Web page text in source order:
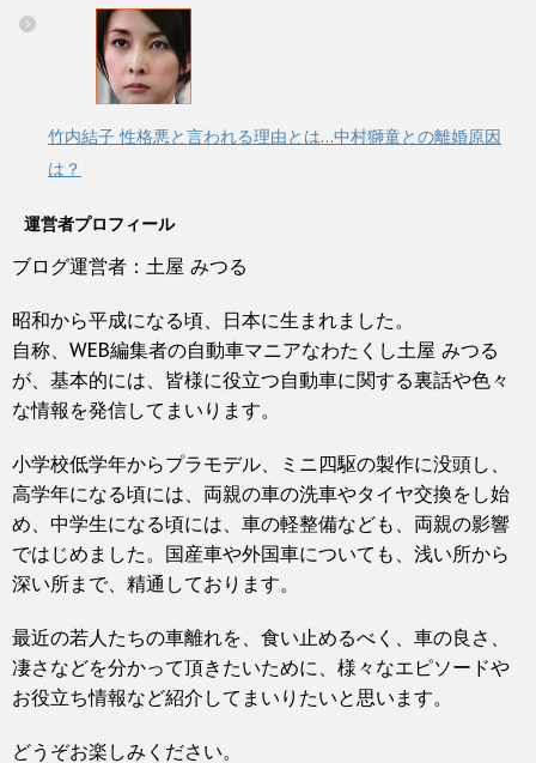
竹内結子 性格悪と言われる理由とは…中村獅童との離婚原因
は？
運営者プロフィール
ブログ運営者：土屋 みつる
昭和から平成になる頃、日本に生まれました。
自称、WEB編集者の自動車マニアなわたくし土屋 みつる
が、基本的には、皆様に役立つ自動車に関する裏話や色々
な情報を発信してまいります。
小学校低学年からプラモデル、ミニ四駆の製作に没頭し、
高学年になる頃には、両親の車の洗車やタイヤ交換をし始
め、中学生になる頃には、車の軽整備なども、両親の影響
ではじめました。国産車や外国車についても、浅い所から
深い所まで、精通しております。
最近の若人たちの車離れを、食い止めるべく、車の良さ、
凄さなどを分かって頂きたいために、様々なエピソードや
お役立ち情報など紹介してまいりたいと思います。
どうぞお楽しみください。